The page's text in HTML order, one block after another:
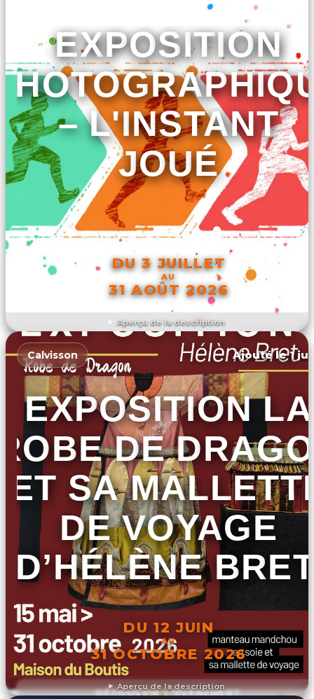
Aperçu de la description
EXPOSITION
– L'INSTANT
JOUÉ
DU 3 JUILLET
AU
31 AOÛT 2026
DÉCOUVRIR L'ÉVÉNEMENT
Aperçu de la description
Calvisson Ajouté le 1
EXPOSITION LA
DE
ET SA
DE VOYAGE
D’HÉLÈNE
DU 12 JUIN
AU
31 OCTOBRE 2026
DÉCOUVRIR L'ÉVÉNEMENT